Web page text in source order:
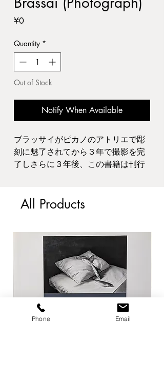
¥0Price
Quantity *
Out of Stock
Notify When Available
ブラッサイがピカノのアトリエで彫
刻に魅了されてから３年で撮影を完
了しさらに３年後、この書籍は刊行
その永き間、ブラッサイはピカソの
250mm x 320mm
本の状態:表紙、裏表紙に傷みや傷、
見開きページに鉛筆書き込み、その
他、経年程度
All Products
Phone Email